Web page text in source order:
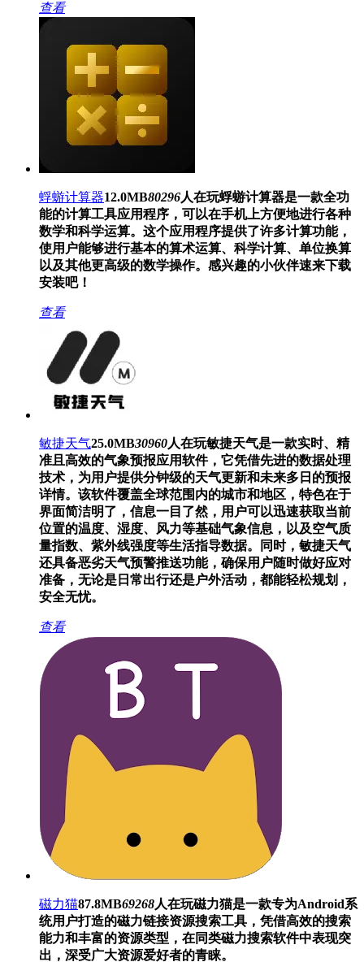
查看
蜉蝣计算器12.0MB80296人在玩蜉蝣计算器是一款全功
能的计算工具应用程序，可以在手机上方便地进行各种
数学和科学运算。这个应用程序提供了许多计算功能，
使用户能够进行基本的算术运算、科学计算、单位换算
以及其他更高级的数学操作。感兴趣的小伙伴速来下载
安装吧！
查看
敏捷天气25.0MB30960人在玩敏捷天气是一款实时、精
准且高效的气象预报应用软件，它凭借先进的数据处理
技术，为用户提供分钟级的天气更新和未来多日的预报
详情。该软件覆盖全球范围内的城市和地区，特色在于
界面简洁明了，信息一目了然，用户可以迅速获取当前
位置的温度、湿度、风力等基础气象信息，以及空气质
量指数、紫外线强度等生活指导数据。同时，敏捷天气
还具备恶劣天气预警推送功能，确保用户随时做好应对
准备，无论是日常出行还是户外活动，都能轻松规划，
安全无忧。
查看
磁力猫87.8MB69268人在玩磁力猫是一款专为Android系
统用户打造的磁力链接资源搜索工具，凭借高效的搜索
能力和丰富的资源类型，在同类磁力搜索软件中表现突
出，深受广大资源爱好者的青睐。